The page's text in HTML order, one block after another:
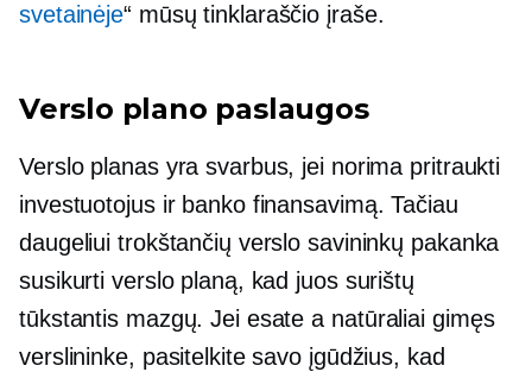
svetainėje“ mūsų tinklaraščio įraše.
Verslo plano paslaugos
Verslo planas yra svarbus, jei norima pritraukti
investuotojus ir banko finansavimą. Tačiau
daugeliui trokštančių verslo savininkų pakanka
susikurti verslo planą, kad juos surištų
tūkstantis mazgų. Jei esate a natūraliai gimęs
verslininke, pasitelkite savo įgūdžius, kad